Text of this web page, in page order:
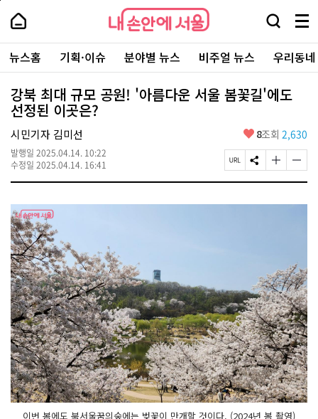
본
로
가
내
손
안
에
서
울
-
서
울
시
대
표
소
통
포
내
손
에
울
검
창
열
기
메
뉴
전
체
보
주
요
서
뉴스홈 기획·이슈 분야별 뉴스 비주얼 뉴스 우리동
강북 최대 규모 공원! '아름다운 서울 봄꽃길'에도
선정된 이곳은?
시민기자 김미선
발행일 2025.04.14. 10:22
수정일 2025.04.14. 16:41
좋
요
8조회 2,630
페
이
U
S
N
공
글
자
기
기
글
자
기
하
기
이번 봄에도 북서울꿈의숲에는 벚꽃이 만개할 것이다. (2024년 봄 촬영)
페
상
단
로